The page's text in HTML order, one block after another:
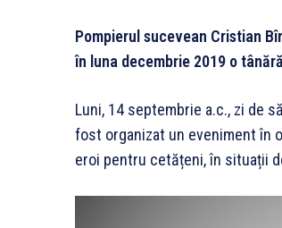
Pompierul sucevean Cristian
în luna decembrie 2019 o
Luni, 14 septembrie a.c., zi de
fost organizat un eveniment în
eroi pentru cetățeni, în situații